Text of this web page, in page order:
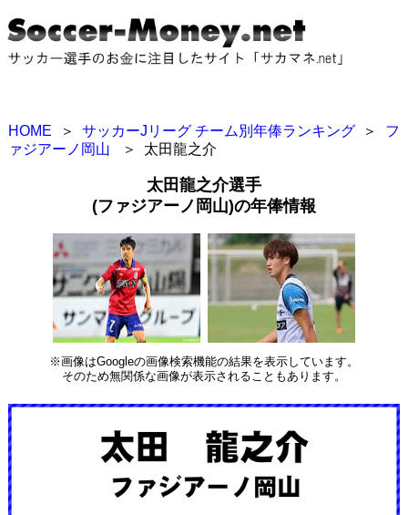
HOME ＞ サッカーJリーグ チーム別年俸ランキング ＞
フ
ァジアーノ岡山
＞ 太田龍之介
太田龍之介選手
(ファジアーノ岡山)の年俸情報
※画像はGoogleの画像検索機能の結果を表示しています。
そのため無関係な画像が表示されることもあります。